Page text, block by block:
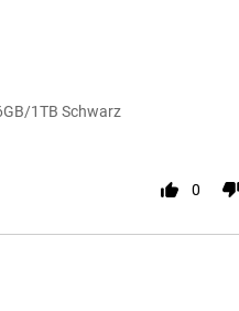
1TB Schwarz
0